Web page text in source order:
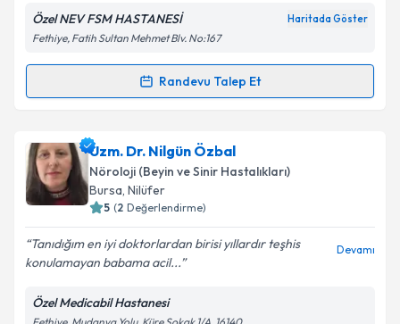
'ni okudum ve kişisel verilerimin belirtilen
kapsamda işlenmesini kabul ediyorum.
Takvim Talebini Gönder
Özel NEV FSM HASTANESİ Haritada Göster
Fethiye, Fatih Sultan Mehmet Blv. No:167
Randevu Talep Et
Randevu Takvimi Talebi
Uzm. Dr. Ergin Karakayaiçin randevu takvimi talebi
oluşturun. Size bu uzmandan randevu almanız için bir
takvim hazırlandığında e-posta ile bilgilendireceğiz.
Kişisel verilerimin işlenmesine ilişkin
Uzm. Dr. Nilgün Özbal
Nöroloji (Beyin ve Sinir Hastalıkları)
Bursa, Nilüfer
5 (2 Değerlendirme)
Tanıdığım en iyi doktorlardan birisi yıllardır teşhis
konulamayan babama acil...
Devamı
Özel Medicabil Hastanesi